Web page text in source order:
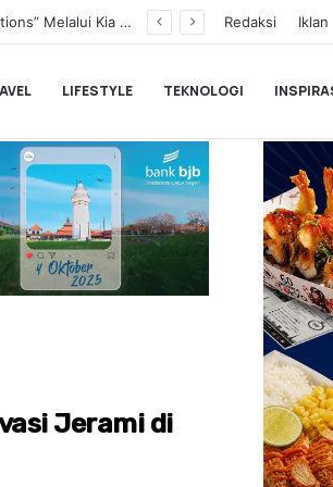
Transformasi Digital Perkuat Layanan, Bank bjb Raih Lima Titanium Awards pada PRIMA Awards 2026 Redaksi Iklan
LIFESTYLE TEKNOLOGI
Jerami di